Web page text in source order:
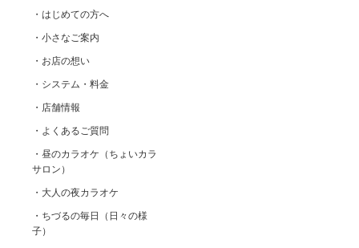
・はじめての方へ
・小さなご案内
・お店の想い
・システム・料金
・店舗情報
・よくあるご質問
・昼のカラオケ（ちょいカラ
サロン）
・大人の夜カラオケ
・ちづるの毎日（日々の様
子）